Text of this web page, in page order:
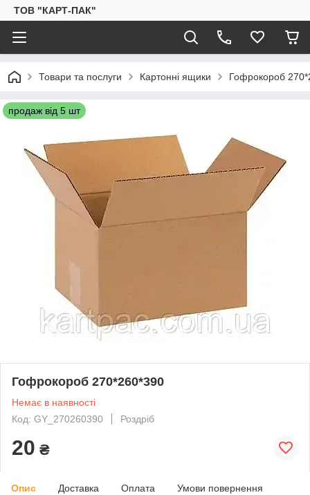
ТОВ "КАРТ-ПАК"
Товари та послуги Картонні ящики Гофрокороб
продаж від 5 шт
Гофрокороб 270*260*390
Немає в наявності
Код: GY_270260390
Роздріб
20 ₴
Опис Доставка Оплата Умови повернення